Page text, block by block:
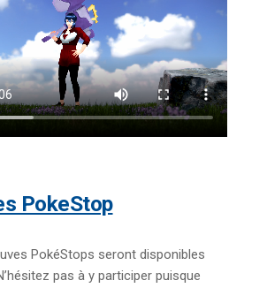
PokeStop
PokéStops seront disponibles
pas à y participer puisque